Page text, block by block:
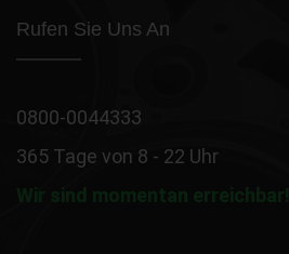
Rufen Sie Uns An
0800-0044333
365 Tage von 8 - 22 Uhr
Wir sind momentan erreichbar!